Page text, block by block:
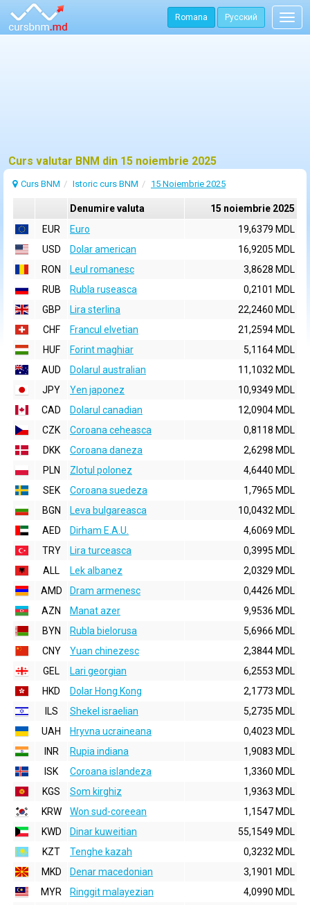
Romana Русский
Curs valutar BNM din 15 noiembrie 2025
Curs BNM Istoric curs BNM 15 Noiembrie 2025
Denumire valuta
15 noiembrie 2025
EUR
Euro
19,6379 MDL
USD
Dolar american
16,9205 MDL
RON
Leul romanesc
3,8628 MDL
RUB
Rubla ruseasca
0,2101 MDL
GBP
Lira sterlina
22,2460 MDL
CHF
Francul elvetian
21,2594 MDL
HUF
Forint maghiar
5,1164 MDL
AUD
Dolarul australian
11,1032 MDL
JPY
Yen japonez
10,9349 MDL
CAD
Dolarul canadian
12,0904 MDL
CZK
Coroana ceheasca
0,8118 MDL
DKK
Coroana daneza
2,6298 MDL
PLN
Zlotul polonez
4,6440 MDL
SEK
Coroana suedeza
1,7965 MDL
BGN
Leva bulgareasca
10,0432 MDL
AED
Dirham E.A.U.
4,6069 MDL
TRY
Lira turceasca
0,3995 MDL
ALL
Lek albanez
2,0329 MDL
AMD
Dram armenesc
0,4426 MDL
AZN
Manat azer
9,9536 MDL
BYN
Rubla bielorusa
5,6966 MDL
CNY
Yuan chinezesc
2,3844 MDL
GEL
Lari georgian
6,2553 MDL
HKD
Dolar Hong Kong
2,1773 MDL
ILS
Shekel israelian
5,2735 MDL
UAH
Hryvna ucraineana
0,4023 MDL
INR
Rupia indiana
1,9083 MDL
ISK
Coroana islandeza
1,3360 MDL
KGS
Som kirghiz
1,9363 MDL
KRW
Won sud-coreean
1,1547 MDL
KWD
Dinar kuweitian
55,1549 MDL
KZT
Tenghe kazah
0,3232 MDL
MKD
Denar macedonian
3,1901 MDL
MYR
Ringgit malayezian
4,0990 MDL